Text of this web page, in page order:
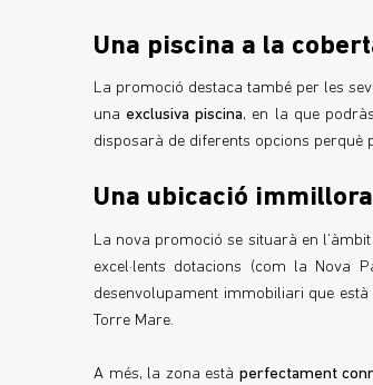
Una piscina a la
La promoció destaca també per les
una exclusiva piscina, en la que
disposarà de diferents opcions
Una ubicació
La nova promoció se situarà en
excel·lents dotacions (com la Nova
desenvolupament immobiliari que
Torre Mare.
A més, la zona està perfectament